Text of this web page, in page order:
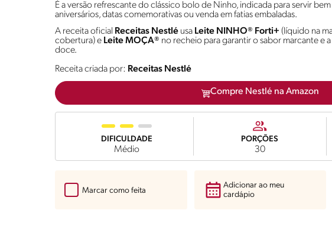
É a versão refrescante do clássico bolo de Ninho, indicada para servir
aniversários, datas comemorativas ou venda em fatias embaladas.
A receita oficial Receitas Nestlé usa Leite NINHO® Forti+ (líquido na
cobertura) e Leite MOÇA® no recheio para garantir o sabor marcante e
doce.
Receita criada por: Receitas Nestlé
Compre Nestlé na Amazon
DIFICULDADE
Médio
PORÇÕES
30
Marcar como feita
Adicionar ao meu
cardápio